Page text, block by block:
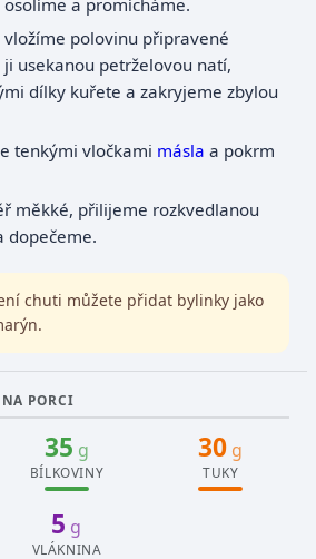
osolíme a promícháme.
vložíme polovinu připravené
usekanou petrželovou natí,
dílky kuřete a zakryjeme zbylou
tenkými vločkami másla a pokrm
měkké, přilijeme rozkvedlanou
dopečeme.
chuti můžete přidat bylinky jako
PORCI
35 g
BÍLKOVINY
30 g
TUKY
5 g
VLÁKNINA